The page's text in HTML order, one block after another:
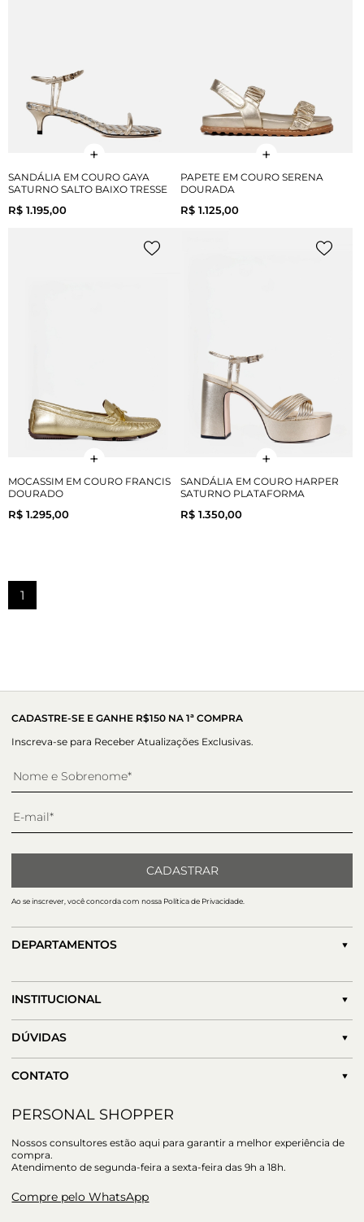
SANDÁLIA EM COURO GAYA
SATURNO SALTO BAIXO TRESSE
R$ 1.195,00
PAPETE EM COURO SERENA
DOURADA
R$ 1.125,00
MOCASSIM EM COURO FRANCIS
DOURADO
R$ 1.295,00
SANDÁLIA EM COURO HARPER
SATURNO PLATAFORMA
R$ 1.350,00
1
CADASTRE-SE E GANHE R$150 NA 1ª COMPRA
Inscreva-se para Receber Atualizações Exclusivas.
CADASTRAR
Ao se inscrever, você concorda com nossa Política de Privacidade.
DEPARTAMENTOS
INSTITUCIONAL
DÚVIDAS
CONTATO
PERSONAL SHOPPER
Nossos consultores estão aqui para garantir a melhor experiência de
compra.
Atendimento de segunda-feira a sexta-feira das 9h a 18h.
Compre pelo WhatsApp